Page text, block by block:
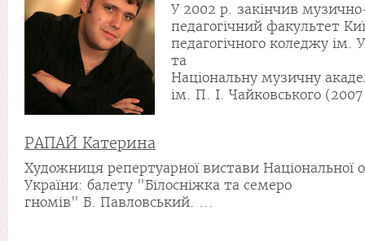
У 2002 р. закінчив
педагогічний факультет
педагогічного коледжу ім.
та
Національну музичну
ім. П. І. Чайковського
РАПАЙ Катерина
Художниця репертуарної вистави Національної
України: балету "Білосніжка та семеро
гномів" Б. Павловський. ...